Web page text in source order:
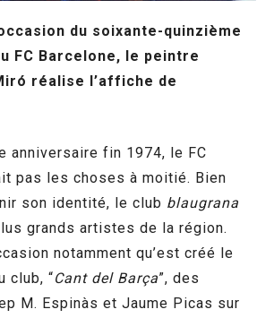
du soixante-quinzième
FC Barcelone, le peintre
réalise l’affiche de
anniversaire fin 1974, le FC
pas les choses à moitié. Bien
son identité, le club blaugrana
grands artistes de la région.
notamment qu’est créé le
club, “Cant del Barça”, des
M. Espinàs et Jaume Picas sur